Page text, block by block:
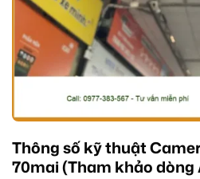
Thông số kỹ thuật
70mai (Tham khảo dòng